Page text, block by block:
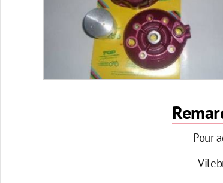
Pour
-